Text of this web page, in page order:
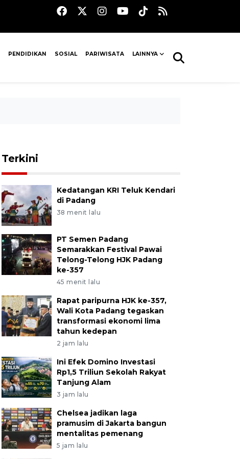
PENDIDIKAN SOSIAL PARIWISATA LAINNYA
Terkini
Kedatangan KRI Teluk Kendari
di Padang
38 menit lalu
PT Semen Padang
Semarakkan Festival Pawai
Telong-Telong HJK Padang
ke-357
45 menit lalu
Rapat paripurna HJK ke-357,
Wali Kota Padang tegaskan
transformasi ekonomi lima
tahun kedepan
2 jam lalu
Ini Efek Domino Investasi
Rp1,5 Triliun Sekolah Rakyat
Tanjung Alam
3 jam lalu
Chelsea jadikan laga
pramusim di Jakarta bangun
mentalitas pemenang
5 jam lalu